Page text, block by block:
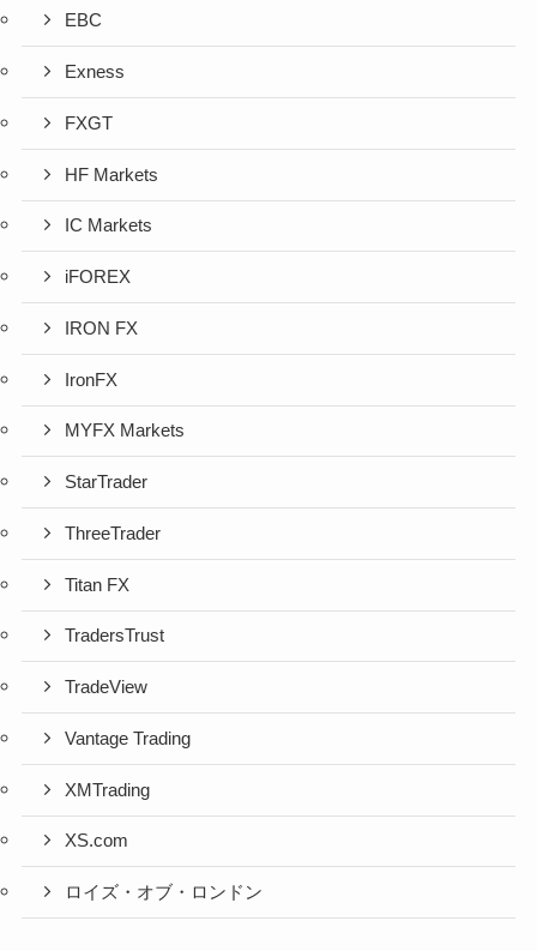
EBC
Exness
FXGT
HF Markets
IC Markets
iFOREX
IRON FX
IronFX
MYFX Markets
StarTrader
ThreeTrader
Titan FX
TradersTrust
TradeView
Vantage Trading
XMTrading
XS.com
ロイズ・オブ・ロンドン